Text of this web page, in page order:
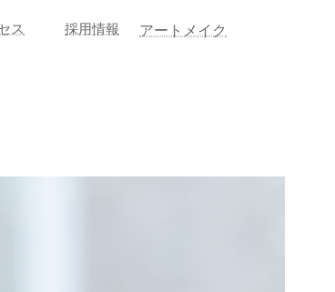
ス 採用情報 アートメイク